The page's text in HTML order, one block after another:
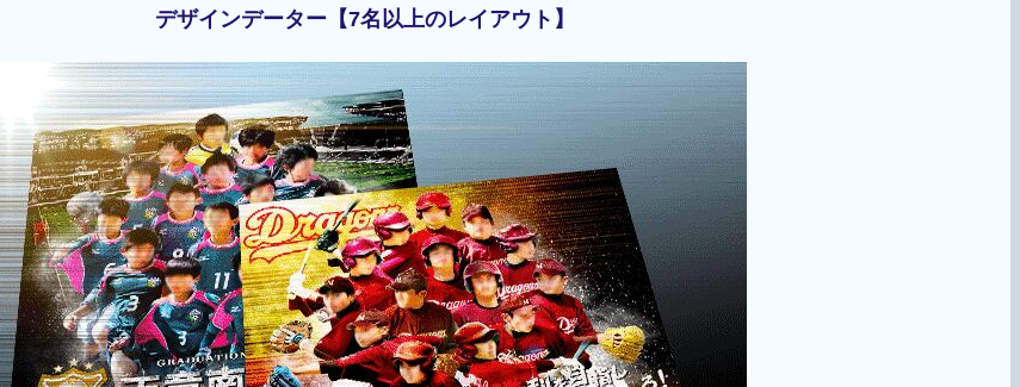
デザインデーター【7名以上のレイアウト】